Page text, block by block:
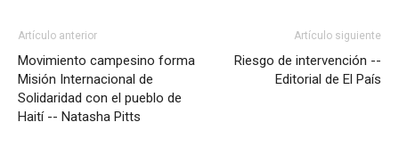
Artículo anterior
Movimiento campesino forma
Misión Internacional de
Solidaridad con el pueblo de
Haití -- Natasha Pitts
Artículo siguiente
Riesgo de intervención --
Editorial de El País